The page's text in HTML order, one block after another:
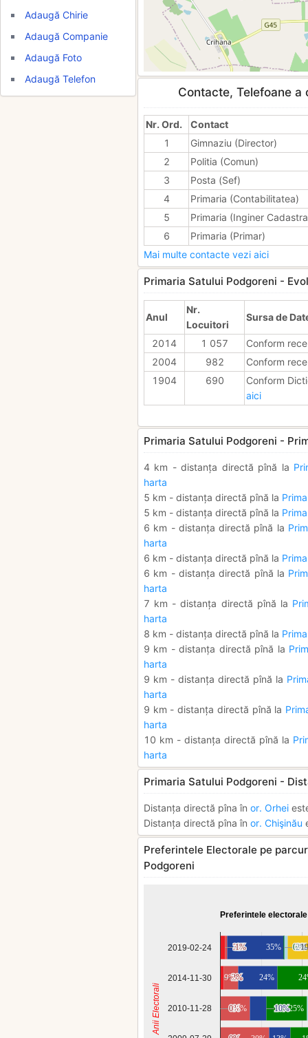
Adaugă Chirie
Adaugă Companie
Adaugă Foto
Adaugă Telefon
Contacte, Telefoane
Nr. Ord.
Contact
1
Gimnaziu (Director)
2
Politia (Comun)
3
Posta (Sef)
4
Primaria (Contabilitatea)
5
Primaria (Inginer
6
Primaria (Primar)
Mai multe contacte vezi aici
Primaria Satului Podgoreni -
Anul
Nr.
Locuitori
Sursa de
2014 1 057
Conform
2004
982
Conform
1904
690
Conform
aici
Primaria Satului Podgoreni -
4 km - distanța directă pînă la
harta
5 km - distanța directă pînă la
5 km - distanța directă pînă la
6 km - distanța directă pînă la
harta
6 km - distanța directă pînă la
6 km - distanța directă pînă la
harta
7 km - distanța directă pînă la
harta
8 km - distanța directă pînă la
9 km - distanța directă pînă la
harta
9 km - distanța directă pînă la
harta
9 km - distanța directă pînă la
harta
10 km - distanța directă pînă la
harta
Primaria Satului Podgoreni -
Distanța directă pîna în or. Orhei
Distanța directă pîna în or. Chişinău
Preferintele Electorale pe
Podgoreni
Preferintele
2019-02-24
2014-11-30
2010-11-28
3%
3%
2%
2%
0%
0%
1%
1%
9%
18%
35%
24%
10%
10%
0%
0%
25%
2%
2%
Anii Electorali